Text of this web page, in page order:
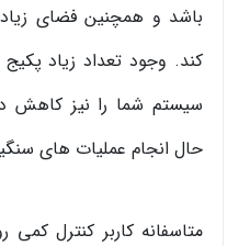
باشد و همچنین فضای
کند. وجود تعداد زیاد پکیج
سیستم شما را نیز کاهش
حال انجام عملیات های
متاسفانه کاربر کنترل کمی